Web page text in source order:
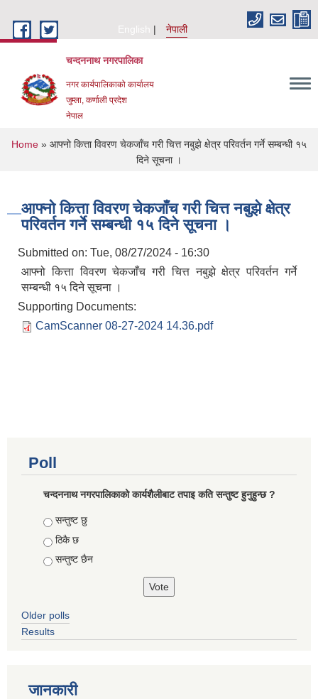
English
नेपाली
चन्दननाथ नगरपालिका
नगर कार्यपालिकाको कार्यालय
जुम्ला, कर्णाली प्रदेश
नेपाल
You are here
Home » आफ्नो कित्ता विवरण चेकजाँच गरी चित्त नबुझे क्षेत्र परिवर्तन गर्ने सम्बन्धी १५
दिने सूचना ।
आफ्नो कित्ता विवरण चेकजाँच गरी चित्त नबुझे क्षेत्र
परिवर्तन गर्ने सम्बन्धी १५ दिने सूचना ।
Submitted on: Tue, 08/27/2024 - 16:30
आफ्नो कित्ता विवरण चेकजाँच गरी चित्त नबुझे क्षेत्र परिवर्तन गर्ने
सम्बन्धी १५ दिने सूचना ।
Supporting Documents:
CamScanner 08-27-2024 14.36.pdf
Poll
चन्दननाथ नगरपालिकाको कार्यशैलीबाट तपाइ कति सन्तुष्ट हुनुहुन्छ ?
Choices
सन्तुष्ट छु
ठिकै छ
सन्तुष्ट छैन
Older polls
Results
जानकारी